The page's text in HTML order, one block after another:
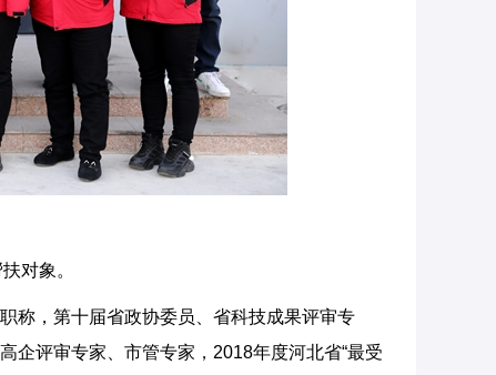
对象。
称，第十届省政协委员、省科技成果评审专
企评审专家、市管专家，2018年度河北省“最受